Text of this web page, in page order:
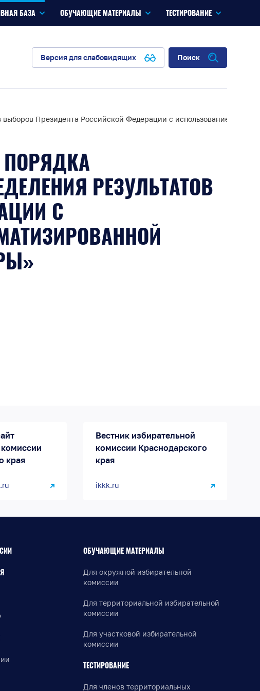
БАЗА ОБУЧАЮЩИЕ МАТЕРИАЛЫ ТЕСТИРОВАНИЕ
Версия для слабовидящих Поиск
Президента Российской Федерации с использованием
ПОРЯДКА
РЕЗУЛЬТАТОВ
С
края
Вестник избирательной
комиссии Краснодарского
края
ikkk.ru
ОБУЧАЮЩИЕ МАТЕРИАЛЫ
Для окружной избирательной
комиссии
Для территориальной избирательной
комиссии
Для участковой избирательной
комиссии
ТЕСТИРОВАНИЕ
Для членов территориальных